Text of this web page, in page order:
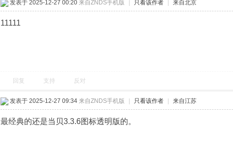
发表于 2025-12-27 00:20 来自ZNDS手机版 只看该作者 来自北京
11111
回复 支持 反对
发表于 2025-12-27 09:34 来自ZNDS手机版 只看该作者 来自江苏
最经典的还是当贝3.3.6图标透明版的。